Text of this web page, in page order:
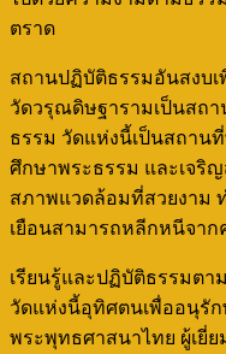
ตราด
สถานปฏิบัติธรรมอันสงบ
วัดวรุณดิษฐารามเป็นสถา
ธรรม วัดแห่งนี้เป็นสถาน
ศึกษาพระธรรม และเจริ
สภาพแวดล้อมที่สวยงาม
เยือนสามารถหลีกหนีจา
เรียนรู้และปฏิบัติธรรมต
วัดแห่งนี้อุทิศตนเพื่ออนุรั
พระพุทธศาสนาไทย ผู้เยี่